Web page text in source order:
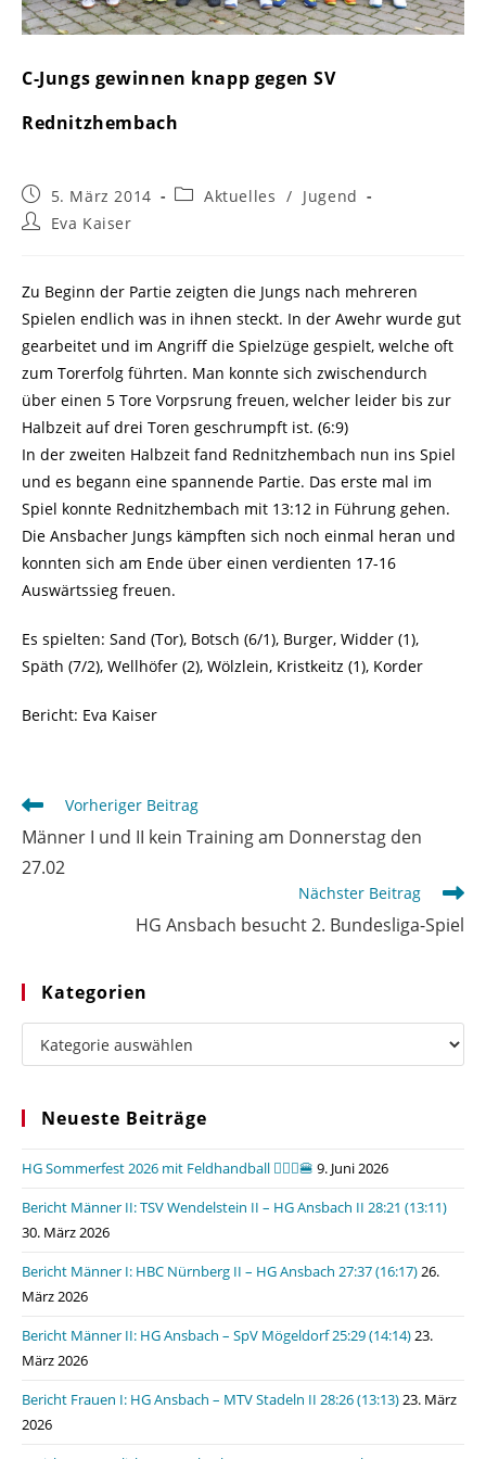
C-Jungs gewinnen knapp gegen SV
Rednitzhembach
Beitrag
veröffentlicht:
5. März 2014
Beitrags-
Aktuelles / Jugend
Beitrags-
Eva Kaiser
Zu Beginn der Partie zeigten die Jungs nach mehreren
Spielen endlich was in ihnen steckt. In der Awehr wurde gut
gearbeitet und im Angriff die Spielzüge gespielt, welche oft
zum Torerfolg führten. Man konnte sich zwischendurch
über einen 5 Tore Vorpsrung freuen, welcher leider bis zur
Halbzeit auf drei Toren geschrumpft ist. (6:9)
In der zweiten Halbzeit fand Rednitzhembach nun ins Spiel
und es begann eine spannende Partie. Das erste mal im
Spiel konnte Rednitzhembach mit 13:12 in Führung gehen.
Die Ansbacher Jungs kämpften sich noch einmal heran und
konnten sich am Ende über einen verdienten 17-16
Auswärtssieg freuen.
Es spielten: Sand (Tor), Botsch (6/1), Burger, Widder (1),
Späth (7/2), Wellhöfer (2), Wölzlein, Kristkeitz (1), Korder
Bericht: Eva Kaiser
Weitere
Artikel
ansehen
Vorheriger Beitrag
Männer I und II kein Training am Donnerstag den
27.02
Nächster Beitrag
HG Ansbach besucht 2. Bundesliga-Spiel
Kategorien
Kategorien
Neueste Beiträge
HG Sommerfest 2026 mit Feldhandball 🤾🏼‍♂️🍔 9. Juni 2026
Bericht Männer II: TSV Wendelstein II – HG Ansbach II 28:21 (13:11)
30. März 2026
Bericht Männer I: HBC Nürnberg II – HG Ansbach 27:37 (16:17)26.
März 2026
Bericht Männer II: HG Ansbach – SpV Mögeldorf 25:29 (14:14)23.
März 2026
Bericht Frauen I: HG Ansbach – MTV Stadeln II 28:26 (13:13)23. März
2026